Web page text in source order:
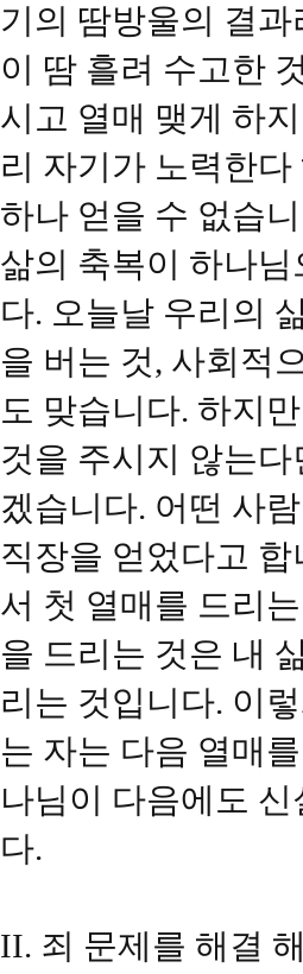
기의 땀방울의 결
이 땀 흘려 수고한
시고 열매 맺게 하
리 자기가 노력한
하나 얻을 수 없습
삶의 축복이 하나
다. 오늘날 우리의
을 버는 것, 사회적
도 맞습니다. 하지
것을 주시지 않는
겠습니다. 어떤 사
직장을 얻었다고
서 첫 열매를 드리
을 드리는 것은 내
리는 것입니다. 이
는 자는 다음 열매
나님이 다음에도
다.
II. 죄 문제를 해결